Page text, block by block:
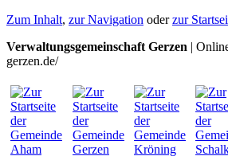
Zum Inhalt, zur Navigation oderzur
Verwaltungsgemeinschaft Gerzen |
gerzen.de/